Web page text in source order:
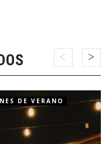
DE VERANO